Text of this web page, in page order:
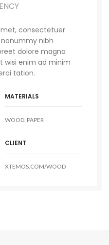
consectetuer
nibh
dolore magna
wisi enim ad minim
tation.
MATERIALS
WOOD, PAPER
CLIENT
XTEMOS.COM/WOOD